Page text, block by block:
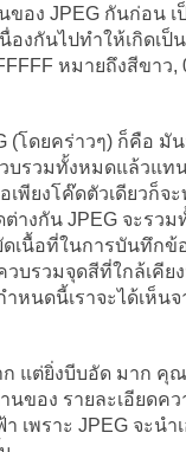
ของ JPEG กันก่อน
นื่องกันไปทำให้เกิด
หมายถึงสีขา
(โดยคร่าวๆ) ก็คือ
บรวมทั้งหมดแล้วแ
พียงโค๊ดตัวเดียวก็จ
างกัน JPEG จะรว
ดเนื้อที่ในการบันทึก
บรวมจุดสีที่ใกล้เคี
หนดนี้เราจะได้เห็
ก แต่ยิ่งบีบอัด มาก
ของ รายละเอียดค
เพราะ JPEG จะน